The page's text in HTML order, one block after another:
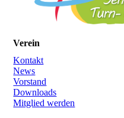
Verein
Kontakt
News
Vorstand
Downloads
Mitglied werden